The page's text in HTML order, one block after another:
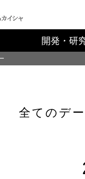
開発・研
全てのデ